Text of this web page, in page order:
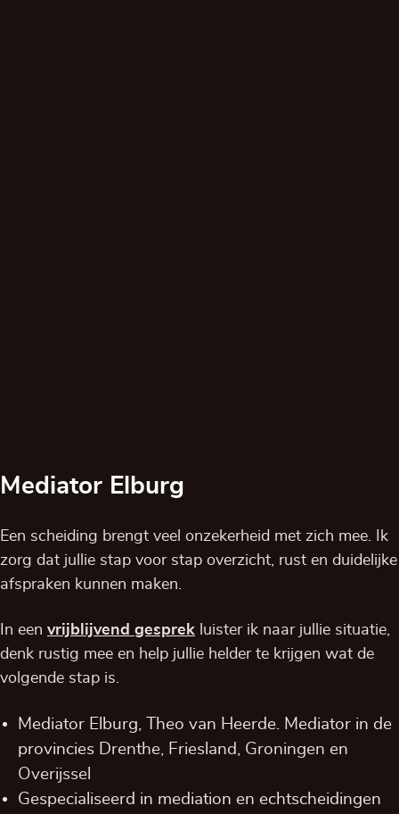
Mediator Elburg
Een scheiding brengt veel onzekerheid met zich mee. Ik
zorg dat jullie stap voor stap overzicht, rust en duidelijke
afspraken kunnen maken.
In een vrijblijvend gesprek luister ik naar jullie situatie,
denk rustig mee en help jullie helder te krijgen wat de
volgende stap is.
Mediator Elburg, Theo van Heerde. Mediator in de
provincies
Drenthe Friesland Groningen en
Overijssel
Gespecialiseerd in mediation en echtscheidingen